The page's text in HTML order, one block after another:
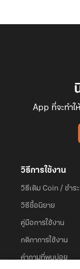
App ที่จะทำ
วิธีการใช้งาน
วิธีเติม Coin / ชำระ
วิธีซื้อนิยาย
คู่มือการใช้งาน
กติกาการใช้งาน
คำถามที่พบบ่อย